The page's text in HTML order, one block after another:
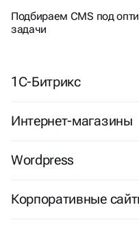
CMS
Подбираем CMS под
задачи
1С-Битрикс
Интернет-магазины
Wordpress
Корпоративные